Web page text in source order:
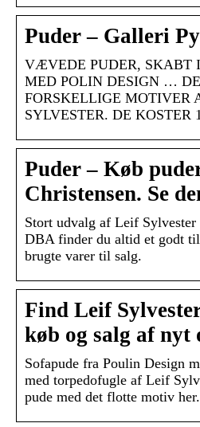
Puder – Galleri
VÆVEDE PUDER, SKABT
MED POLIN DESIGN …
FORSKELLIGE MOTIVER
SYLVESTER. DE KOSTER
Puder – Køb
Christensen. Se
Stort udvalg af Leif
DBA finder du altid et godt
brugte varer til salg.
Find Leif
køb og salg af nyt
Sofapude fra Poulin Design
med torpedofugle af Leif
pude med det flotte motiv her.